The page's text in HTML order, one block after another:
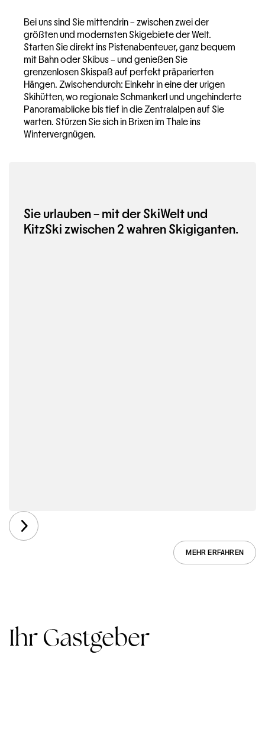
Bei uns sind Sie mittendrin – zwischen zwei der
größten und modernsten Skigebiete der Welt.
Starten Sie direkt ins Pistenabenteuer, ganz bequem
mit Bahn oder Skibus – und genießen Sie
grenzenlosen Skispaß auf perfekt präparierten
Hängen. Zwischendurch: Einkehr in eine der urigen
Skihütten, wo regionale Schmankerl und ungehinderte
Panoramablicke bis tief in die Zentralalpen auf Sie
warten. Stürzen Sie sich in Brixen im Thale ins
Wintervergnügen.
Sie urlauben – mit der SkiWelt und
KitzSki zwischen 2 wahren Skigiganten.
MEHR ERFAHREN
Ihr Gastgeber